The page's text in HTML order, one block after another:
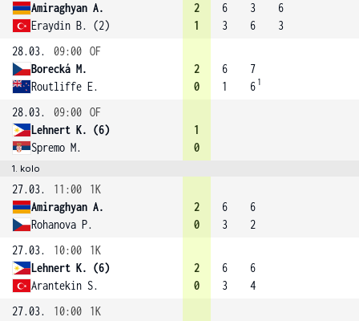
Amiraghyan A.
Eraydin B. (2)
2
1
6
3
3
6
6
3
28.03.
09:00 OF
Borecká M.
Routliffe E.
2
0
6
1
7
6 1
28.03. 09:00 OF
Lehnert K. (6)
Spremo M.
1
0
1. kolo
27.03. 11:00
1K
Amiraghyan A.
Rohanova P.
2
0
6
3
6
2
27.03.
10:00
1K
Lehnert K. (6)
Arantekin S.
2
0
6
3
6
4
27.03.
10:00
1K